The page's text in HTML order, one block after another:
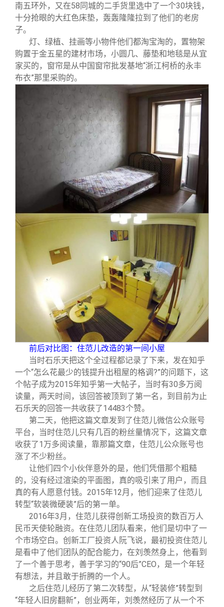
南五环外，又在58同城的二手货里选中了一个30块钱，
十分抢眼的大红色床垫，轰轰隆隆拉到了他们的老房
子。
灯、绿植、挂画等小物件他们都淘宝淘的，置物架
购置于金五星的建材市场，小圆几、藤垫和地毯是从宜
家买的，窗帘是从中国窗帘批发基地“浙江柯桥的永丰
布衣”那里采购的。
前后对比图：住范儿改造的第一间小屋
当时石乐天把这个全过程都记录了下来，发在知乎
一个“怎么花最少的钱提升出租屋的格调?”的问题下，这
个帖子成为2015年知乎第一大帖子，当时有30多万阅
读量，两天时间，该回答被顶到了第一名，到目前为止
石乐天的回答一共收获了14483个赞。
第二天，他把这篇文章发到了住范儿微信公众账号
平台，当时住范儿只有几百的粉丝量情况下，这篇文章
收获了1万多阅读量，靠那篇文章，住范儿公众账号也
涨了不少粉丝。
让他们四个小伙伴意外的是，他们凭借那个粗糙
的，没有经过渲染的平面图，真的吸引来了用户，而且
真的有人愿意付钱。2015年12月，他们迎来了住范儿
转型“软装微硬装”后的第一单。
2016年3月，住范儿获得创新工场投资的数百万人
民币天使轮融资。在住范儿团队看来，他们是切中了一
个市场空白。创新工厂投资人阮飞说，最初投资住范儿
是看中了他们团队的配合能力，在刘羡然身上，他看到
了一个善于思考，善于学习的“90后”CEO，是一个年轻
有想法，并且敢于折腾的一个人。
之后住范儿经历了第二次转型，从“轻装修”转型到
“年轻人旧房翻新”，创业两年，刘羡然经历了从一个不